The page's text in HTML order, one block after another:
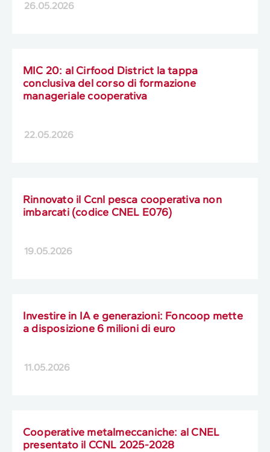
26.05.2026
MIC 20: al Cirfood District la tappa
conclusiva del corso di formazione
manageriale cooperativa
22.05.2026
Rinnovato il Ccnl pesca cooperativa non
imbarcati (codice CNEL E076)
19.05.2026
Investire in IA e generazioni: Foncoop mette
a disposizione 6 milioni di euro
11.05.2026
Cooperative metalmeccaniche: al CNEL
presentato il CCNL 2025-2028